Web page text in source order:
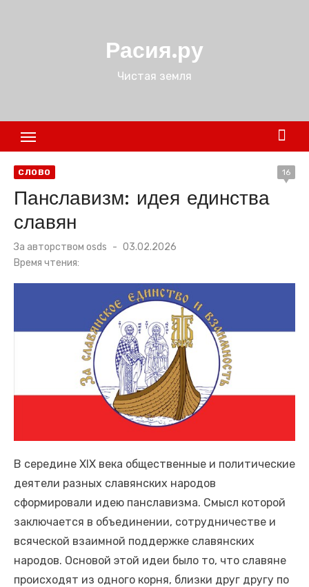
Расия.ру
Чистая земля
СЛОВО 16
Панславизм: идея единства
славян
За авторством osds
Размещено
03.02.2026
Время чтения:
В середине XIX века общественные и политические
деятели разных славянских народов
сформировали идею панславизма. Смысл которой
заключается в объединении, сотрудничестве и
всяческой взаимной поддержке славянских
народов. Основой этой идеи было то, что славяне
происходят из одного корня, близки друг другу по